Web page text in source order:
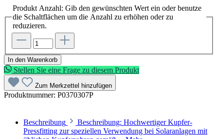
Produkt Anzahl: Gib den gewünschten Wert ein oder benutze
die Schaltflächen um die Anzahl zu erhöhen oder zu
reduzieren.
In den Warenkorb
Stellen Sie eine Frage zu diesem Produkt
Zum Merkzettel hinzufügen
Produktnummer: P0370307P
Beschreibung
Beschreibung: Hochwertiger Kupfer-
Pressfitting zur speziellen Verwendung bei Solaranlagen mit